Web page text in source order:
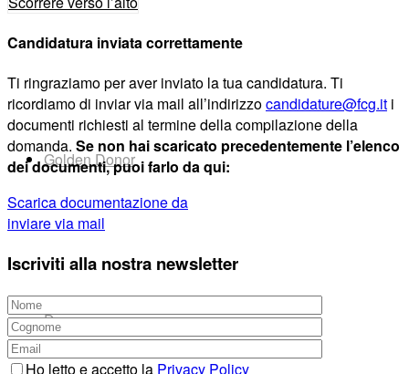
Golden Donor
Dona
Candidatura inviata correttamente
Ti ringraziamo per aver inviato la tua candidatura. Ti
ricordiamo di inviar via mail all’indirizzocandidature@fcg.it i
documenti richiesti al termine della compilazione della
domanda. Se non hai scaricato precedentemente l’elenco
dei documenti, puoi farlo da qui:
Scarica documentazione da
inviare via mail
Iscriviti alla nostra newsletter
Ho letto e accetto la Privacy Policy